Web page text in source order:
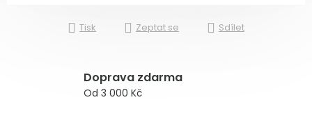
Tisk Zeptat se Sdílet
Doprava zdarma
Od 3 000 Kč